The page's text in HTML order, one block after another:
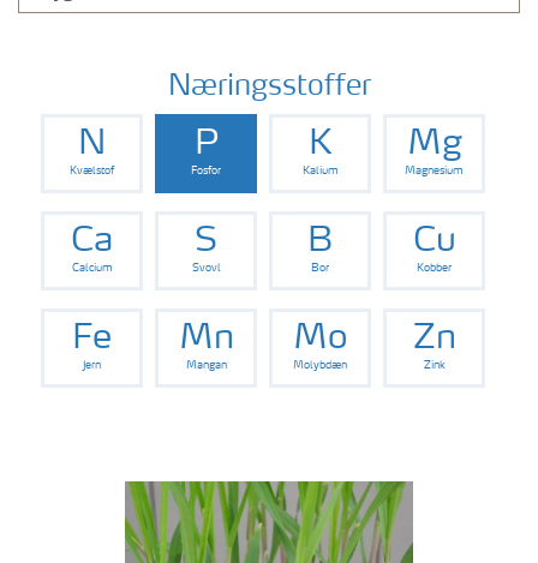
Næringsstoffer
N
Kvælstof
P
Fosfor
K
Kalium
Mg
Magnesium
Ca
Calcium
S
Svovl
B
Bor
Cu
Kobber
Fe
Jern
Mn
Mangan
Mo
Molybdæn
Zn
Zink